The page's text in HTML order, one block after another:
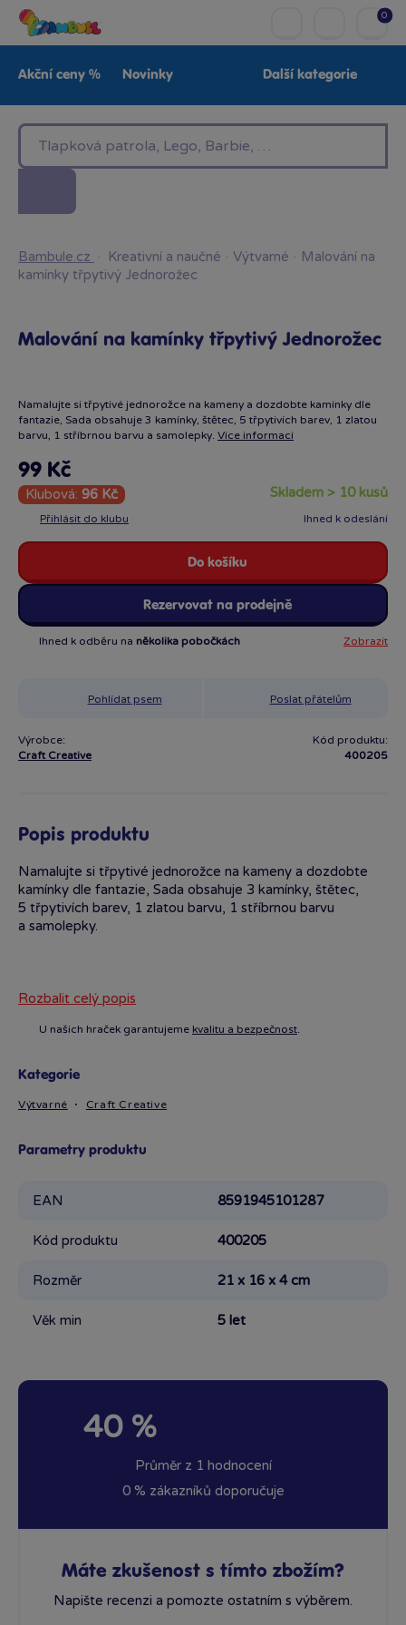
0
Akční ceny % Novinky
Baby Značky
Další kategorie
Bambule.cz · Kreativní a naučné · Výtvarné · Malování na
kamínky třpytivý Jednorožec
Malování na kamínky třpytivý Jednorožec
Namalujte si třpytivé jednorožce na kameny a dozdobte kamínky dle
fantazie, Sada obsahuje 3 kamínky, štětec, 5 třpytivích barev, 1 zlatou
barvu, 1 stříbrnou barvu a samolepky. Více informací
99 Kč
Klubová: 96 Kč
Přihlásit do klubu
skladem > 10 kusů
Ihned k odeslání
Rezervovat na prodejně
Do košíku
Ihned k odběru na několika pobočkách Zobrazit
Pohlídat psem Poslat přátelům
Výrobce:
Craft Creative
Kód produktu:
400205
Popis produktu
Namalujte si třpytivé jednorožce na kameny a dozdobte
kamínky dle fantazie, Sada obsahuje 3 kamínky, štětec,
5 třpytivích barev, 1 zlatou barvu, 1 stříbrnou barvu
a samolepky.
Rozbalit celý popis
U našich hraček garantujeme kvalitu a bezpečnost.
Kategorie
Výtvarné Craft Creative
Parametry produktu
EAN 8591945101287
Kód produktu 400205
Rozměr 21 x 16 x 4 cm
Věk min 5 let
40 %
Průměr z 1 hodnocení
0 % zákazníků doporučuje
Máte zkušenost s tímto zbožím?
Napište recenzi a pomozte ostatním s výběrem.